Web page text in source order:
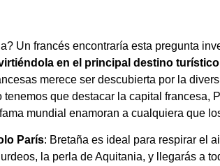
Un francés encontraría esta pregunta
en el principal destino
merece ser descubierta por la
tenemos que destacar la capital francesa,
mundial enamoran a cualquiera que
París: Bretaña es ideal para respirar el
la perla de Aquitania, y llegarás a